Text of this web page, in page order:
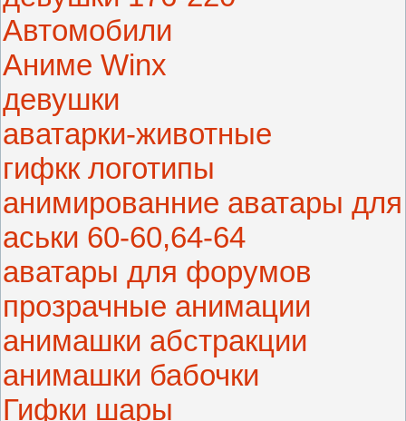
Автомобили
Аниме Winx
девушки
аватарки-животные
гифкк логотипы
анимированние аватары для
аськи 60-60,64-64
аватары для форумов
прозрачные анимации
анимашки абстракции
анимашки бабочки
Гифки шары